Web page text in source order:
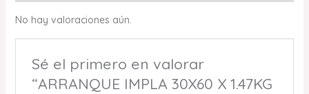
No hay valoraciones aún.
Sé el primero en valorar
“ARRANQUE IMPLA 30X60 X 1.47KG